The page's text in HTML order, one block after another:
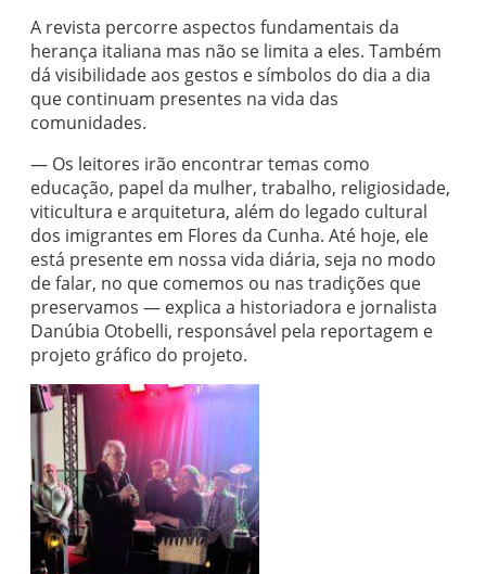
A revista percorre aspectos fundamentais da
herança italiana mas não se limita a eles. Também
dá visibilidade aos gestos e símbolos do dia a dia
que continuam presentes na vida das
comunidades.
— Os leitores irão encontrar temas como
educação, papel da mulher, trabalho, religiosidade,
viticultura e arquitetura, além do legado cultural
dos imigrantes em Flores da Cunha. Até hoje, ele
está presente em nossa vida diária, seja no modo
de falar, no que comemos ou nas tradições que
preservamos — explica a historiadora e jornalista
Danúbia Otobelli, responsável pela reportagem e
projeto gráfico do projeto.